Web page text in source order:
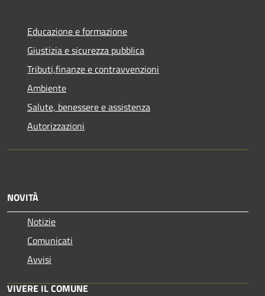
Educazione e formazione
Giustizia e sicurezza pubblica
Tributi,finanze e contravvenzioni
Ambiente
Salute, benessere e assistenza
Autorizzazioni
NOVITÀ
Notizie
Comunicati
Avvisi
VIVERE IL COMUNE